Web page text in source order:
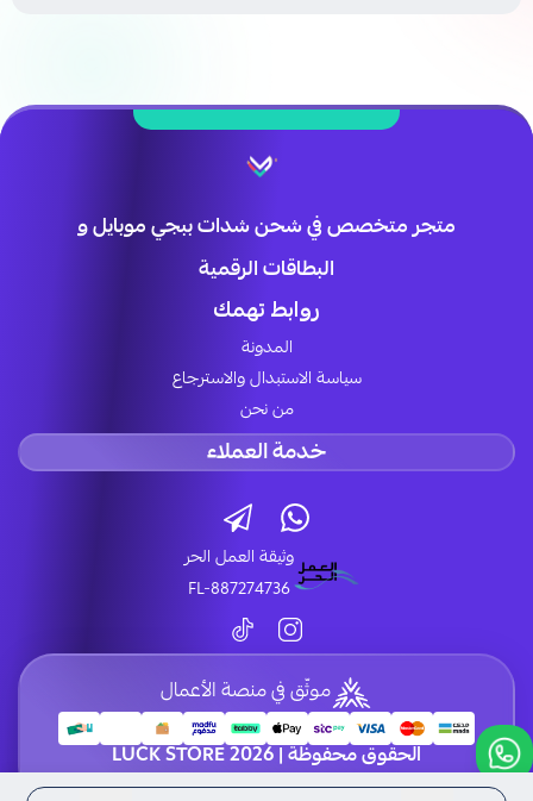
متجر متخصص في شحن شدات ببجي موبايل و
البطاقات الرقمية
روابط تهمك
المدونة
سياسة الاستبدال والاسترجاع
من نحن
خدمة العملاء
وثيقة العمل الحر
FL-887274736
موثّق في منصة الأعمال
الحقوق محفوظة | 2026 LUCK STORE